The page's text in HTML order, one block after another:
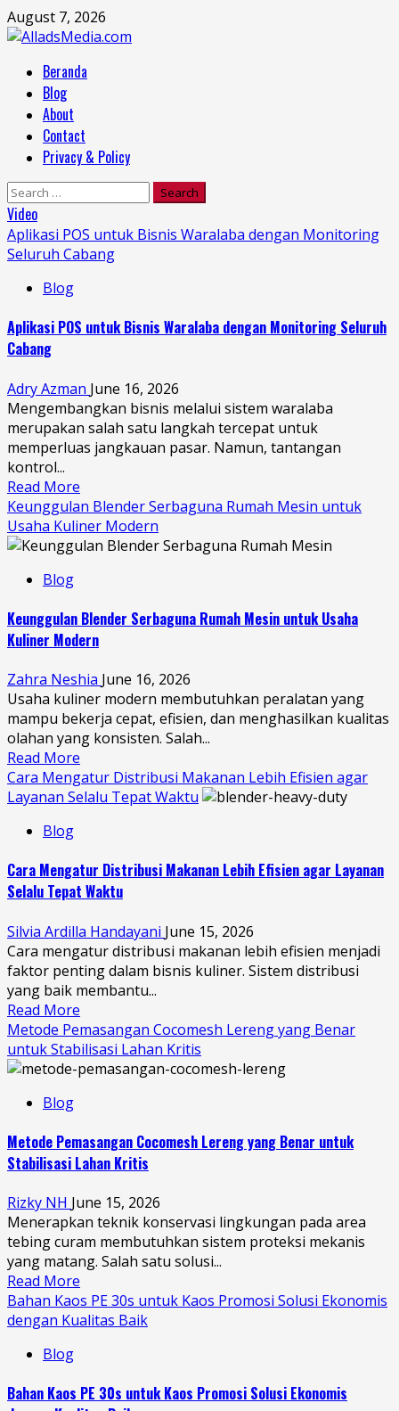
Skip
to
August 7, 2026
Primary
Menu
Beranda
Blog
About
Contact
Privacy & Policy
Search
for:
Video
Aplikasi POS untuk Bisnis Waralaba dengan Monitoring
Seluruh Cabang
Blog
Aplikasi POS untuk Bisnis Waralaba dengan Monitoring Seluruh
Cabang
Adry Azman June 16, 2026
Mengembangkan bisnis melalui sistem waralaba
merupakan salah satu langkah tercepat untuk
memperluas jangkauan pasar. Namun, tantangan
kontrol...
Read More
Keunggulan Blender Serbaguna Rumah Mesin untuk
Usaha Kuliner Modern
Blog
Keunggulan Blender Serbaguna Rumah Mesin untuk Usaha
Kuliner Modern
Zahra Neshia June 16, 2026
Usaha kuliner modern membutuhkan peralatan yang
mampu bekerja cepat, efisien, dan menghasilkan kualitas
olahan yang konsisten. Salah...
Read More
Cara Mengatur Distribusi Makanan Lebih Efisien agar
Layanan Selalu Tepat Waktu
Blog
Cara Mengatur Distribusi Makanan Lebih Efisien agar Layanan
Selalu Tepat Waktu
Silvia Ardilla Handayani June 15, 2026
Cara mengatur distribusi makanan lebih efisien menjadi
faktor penting dalam bisnis kuliner. Sistem distribusi
yang baik membantu...
Read More
Metode Pemasangan Cocomesh Lereng yang Benar
untuk Stabilisasi Lahan Kritis
Blog
Metode Pemasangan Cocomesh Lereng yang Benar untuk
Stabilisasi Lahan Kritis
Rizky NH June 15, 2026
Menerapkan teknik konservasi lingkungan pada area
tebing curam membutuhkan sistem proteksi mekanis
yang matang. Salah satu solusi...
Read More
Bahan Kaos PE 30s untuk Kaos Promosi Solusi Ekonomis
dengan Kualitas Baik
Blog
Bahan Kaos PE 30s untuk Kaos Promosi Solusi Ekonomis